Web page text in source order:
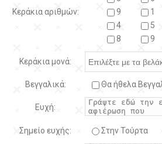
Κεράκια αριθμών:
9
1
4
5
8
9
Κεράκια μονά:
Βεγγαλικά: Θα ήθελα
Ευχή:
Σημείο ευχής: Στην Τούρτα